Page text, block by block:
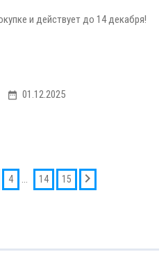
и действует до 14 декабря!
01.12.2025
4 ... 14 15